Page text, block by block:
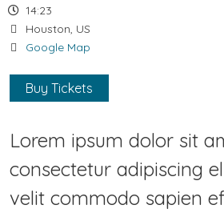
14:23
Houston, US
Google Map
Buy Tickets
Lorem ipsum dolor sit
consectetur adipiscing
velit commodo sapien